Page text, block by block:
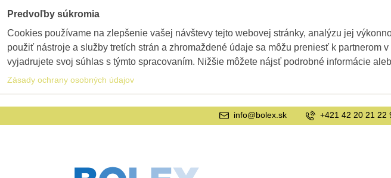
info@bolex.sk +421 42 20 21 22
Predvoľby súkromia
Cookies používame na zlepšenie vašej návštevy tejto webovej stránky, analýzu jej
použiť nástroje a služby tretích strán a zhromaždené údaje sa môžu preniesť k partnerom
vyjadrujete svoj súhlas s týmto spracovaním. Nižšie môžete nájsť podrobné informácie
Zásady ochrany osobných údajov